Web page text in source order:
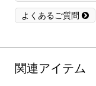
よくあるご質問
関連アイテム